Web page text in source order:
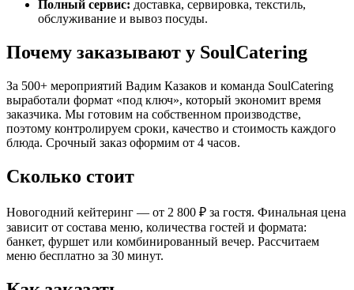
Полный сервис: доставка, сервировка, текстиль,
обслуживание и вывоз посуды.
Почему заказывают у SoulCatering
За 500+ мероприятий Вадим Казаков и команда SoulCatering
выработали формат «под ключ», который экономит время
заказчика. Мы готовим на собственном производстве,
поэтому контролируем сроки, качество и стоимость каждого
блюда. Срочный заказ оформим от 4 часов.
Сколько стоит
Новогодний кейтеринг — от 2 800 ₽ за гостя. Финальная цена
зависит от состава меню, количества гостей и формата:
банкет, фуршет или комбинированный вечер. Рассчитаем
меню бесплатно за 30 минут.